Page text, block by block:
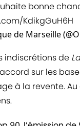
bonne
KdikgGuH6H
de Marseille
indiscrétions de
sur les
à la revente.